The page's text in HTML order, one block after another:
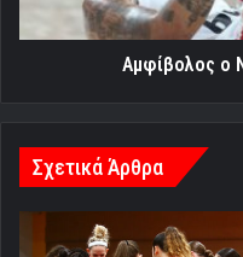
Αμφίβολος ο
Σχετικά Άρθρα